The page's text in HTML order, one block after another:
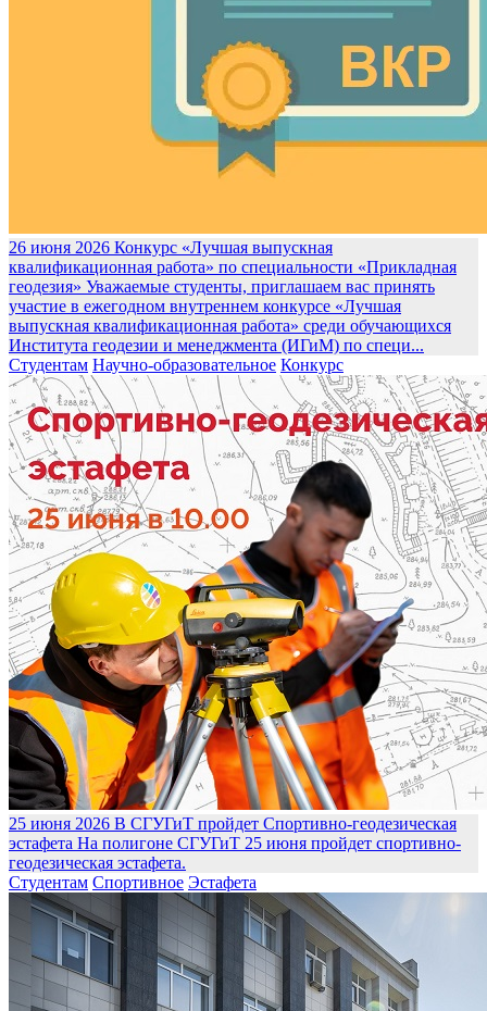
26 июня 2026 Конкурс «Лучшая выпускная
квалификационная работа» по специальности «Прикладная
геодезия» Уважаемые студенты, приглашаем вас принять
участие в ежегодном внутреннем конкурсе «Лучшая
выпускная квалификационная работа» среди обучающихся
Института геодезии и менеджмента (ИГиМ) по специ...
Студентам Научно-образовательное Конкурс
25 июня 2026 В СГУГиТ пройдет Спортивно-геодезическая
эстафета На полигоне СГУГиТ 25 июня пройдет спортивно-
геодезическая эстафета.
Студентам Спортивное Эстафета